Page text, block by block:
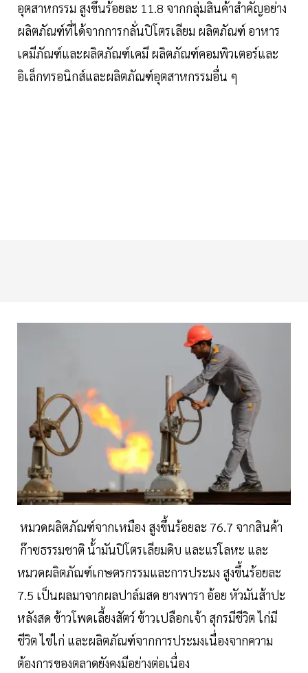
อุตสาหกรรม สูงขึ้นร้อยละ 11.8 จากกลุ่มสินค้าสำคัญอย่าง
ผลิตภัณฑ์ที่ได้จากการกลั่นปิโตรเลียม ผลิตภัณฑ์ อาหาร
เคมีภัณฑ์และผลิตภัณฑ์เคมี ผลิตภัณฑ์คอมพิวเตอร์และ
อิเล็กทรอนิกส์และผลิตภัณฑ์อุตสาหกรรมอื่น ๆ
หมวดผลิตภัณฑ์จากเหมือง สูงขึ้นร้อยละ 76.7 จากสินค้า
ก๊าซธรรมชาติ น้้ามันปิโตรเลียมดิบ และแร่โลหะ และ
หมวดผลิตภัณฑ์เกษตรกรรมและการประมง สูงขึ้นร้อยละ
7.5 เป็นผลมาจากผลปาล์มสด ยางพารา อ้อย หัวมันส้าปะ
หลังสด ข้าวโพดเลี้ยงสัตว์ ข้าวเปลือกเจ้า สุกรมีชีวิต ไก่มี
ชีวิต ไข่ไก่ และผลิตภัณฑ์จากการประมงเนื่องจากความ
ต้องการของตลาดยังคงมีอย่างต่อเนื่อง